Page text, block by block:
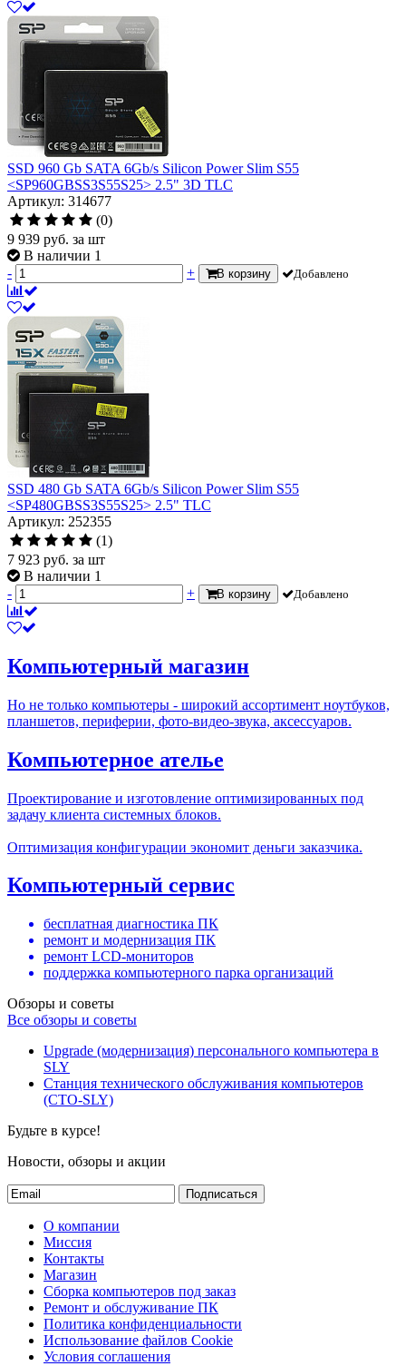
SSD 960 Gb SATA 6Gb/s Silicon Power Slim S55
<SP960GBSS3S55S25> 2.5" 3D TLC
Артикул: 314677
(0)
9 939 руб. за шт
В наличии 1
-
+ В корзину Добавлено
SSD 480 Gb SATA 6Gb/s Silicon Power Slim S55
<SP480GBSS3S55S25> 2.5" TLC
Артикул: 252355
(1)
7 923 руб. за шт
В наличии 1
-
+ В корзину Добавлено
Компьютерный магазин
Но не только компьютеры - широкий ассортимент ноутбуков,
планшетов, периферии, фото-видео-звука, аксессуаров.
Компьютерное ателье
Проектирование и изготовление оптимизированных под
задачу клиента системных блоков.
Оптимизация конфигурации экономит деньги заказчика.
Компьютерный сервис
бесплатная диагностика ПК
ремонт и модернизация ПК
ремонт LCD-мониторов
поддержка компьютерного парка организаций
Обзоры и советы
Все обзоры и советы
Upgrade (модернизация) персонального компьютера в
SLY
Станция технического обслуживания компьютеров
(СТО-SLY)
Будьте в курсе!
Новости, обзоры и акции
Подписаться
О компании
Миссия
Контакты
Магазин
Сборка компьютеров под заказ
Ремонт и обслуживание ПК
Политика конфиденциальности
Использование файлов Cookie
Условия соглашения